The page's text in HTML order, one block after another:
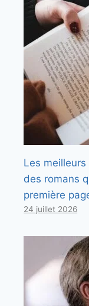
Les
des romans
première
24 juillet 2026